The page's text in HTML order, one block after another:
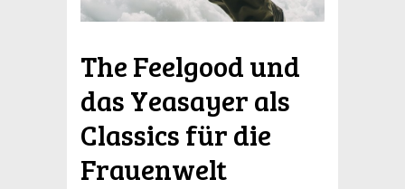
The Feelgood und
das Yeasayer als
Classics für die
Frauenwelt